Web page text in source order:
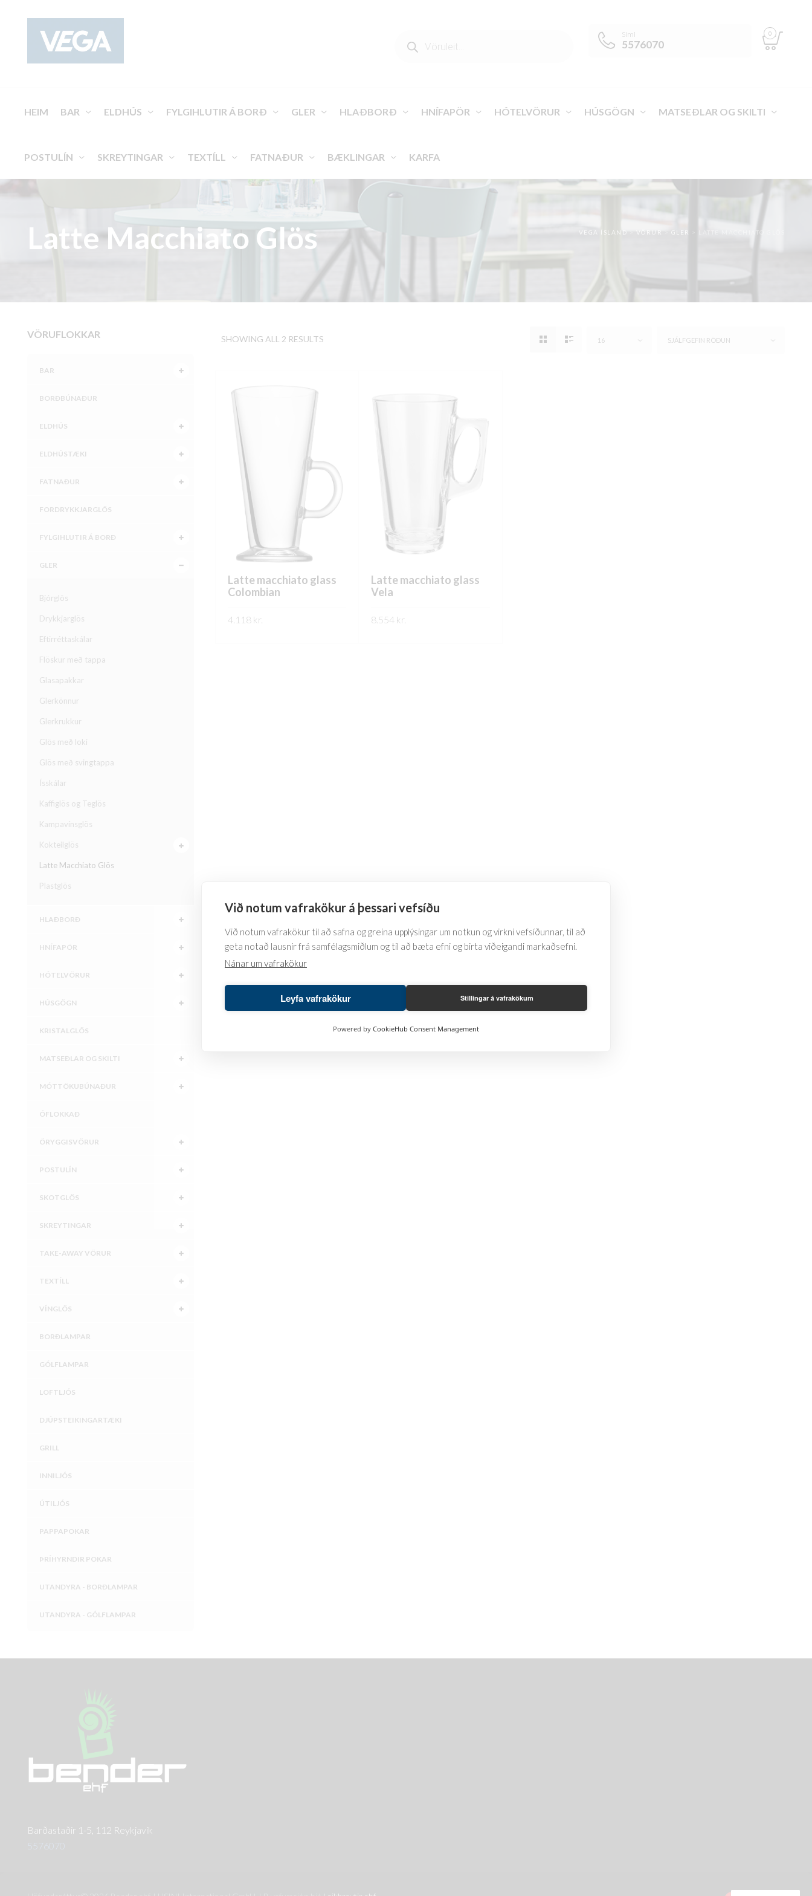
Við notum vafrakökur á þessari vefsíðu
Við notum vafrakökur til að safna og greina upplýsingar um notkun og virkni vefsíðunnar, til að
geta notað lausnir frá samfélagsmiðlum og til að bæta efni og birta viðeigandi markaðsefni.
Nánar um vafrakökur
Leyfa vafrakökur Stillingar á vafrakökum
Powered by CookieHub Consent Management
SEARCH
Sími
5576070
0
HEIM BAR ELDHÚS FYLGIHLUTIR Á BORÐ GLER HLAÐBORÐ HNÍFAPÖR HÓTELVÖRUR HÚSGÖGN MATSEÐLAR OG SKILTI
POSTULÍN SKREYTINGAR TEXTÍLL FATNAÐUR BÆKLINGAR KARFA
VEGA ÍSLAND VÖRUR GLER
Latte Macchiato Glös
VÖRUFLOKKAR
BAR
BORÐBÚNAÐUR
ELDHÚS
ELDHÚSTÆKI
FATNAÐUR
FORDRYKKJARGLÖS
FYLGIHLUTIR Á BORÐ
GLER
Bjórglös
Drykkjarglös
Eftirréttaskálar
Flöskur með tappa
Glasapakkar
Glerkönnur
Glerkrukkur
Glös með loki
Glös með svingtappa
Ísskálar
Kaffiglös og Teglös
Kampavínsglös
Kokteilglös
Latte Macchiato Glös
Plastglös
HLAÐBORÐ
HNÍFAPÖR
HÓTELVÖRUR
HÚSGÖGN
KRISTALGLÖS
MATSEÐLAR OG SKILTI
MÓTTÖKUBÚNAÐUR
ÓFLOKKAÐ
ÖRYGGISVÖRUR
POSTULÍN
SKOTGLÖS
SKREYTINGAR
TAKE-AWAY VÖRUR
TEXTÍLL
VÍNGLÖS
BORÐLAMPAR
GÓLFLAMPAR
LOFTLJÓS
DJÚPSTEIKINGARTÆKI
GRILL
INNILJÓS
ÚTILJÓS
PAPPAPOKAR
ÞRÍHYRNDIR POKAR
UTANDYRA - BORÐLAMPAR
UTANDYRA - GÓLFLAMPAR
SHOWING ALL 2 RESULTS 16 SJÁLFGEFIN RÖÐUN
Latte macchiato glass
Colombian
4.118 kr.
Latte macchiato glass
Vela
8.554 kr.
Barðastaðir 1-5, 112 Reykjavík
5576070